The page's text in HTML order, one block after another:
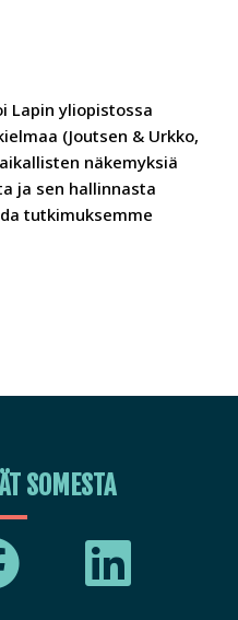
Lapin yliopistossa
(Joutsen & Urkko,
näkemyksiä
ja sen hallinnasta
tutkimuksemme
SOMESTA